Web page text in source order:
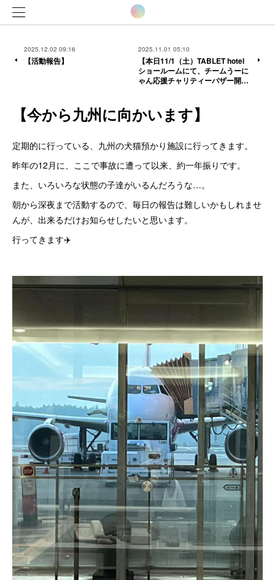
2025.12.02 09:16
【活動報告】
2025.11.01 05:10
【本日11/1（土）TABLET hotel
ショールームにて、チームうーに
ゃん応援チャリティーバザー開…
【今から九州に向かいます】
定期的に行っている、九州の犬猫預かり施設に行ってきます。
昨年の12月に、ここで事故に遭って以来、約一年振りです。
また、いろいろな状態の子達がいるんだろうな…。
朝から深夜まで活動するので、毎日の報告は難しいかもしれませ
んが、出来るだけお知らせしたいと思います。
行ってきます✈️